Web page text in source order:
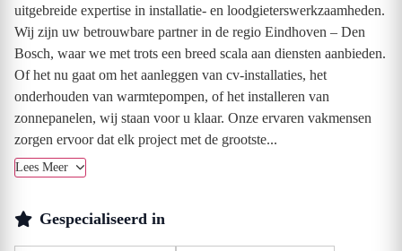
uitgebreide expertise in installatie- en loodgieterswerkzaamheden.
Wij zijn uw betrouwbare partner in de regio Eindhoven – Den
Bosch, waar we met trots een breed scala aan diensten aanbieden.
Of het nu gaat om het aanleggen van cv-installaties, het
onderhouden van warmtepompen, of het installeren van
zonnepanelen, wij staan voor u klaar. Onze ervaren vakmensen
zorgen ervoor dat elk project met de grootste...
Lees Meer
Gespecialiseerd in